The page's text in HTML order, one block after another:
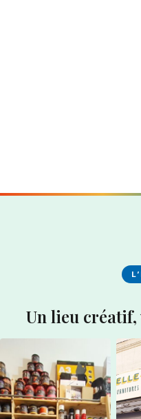
Un lieu